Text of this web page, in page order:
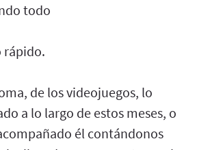
todo
rápido.
de los videojuegos, lo
a lo largo de estos meses, o
él contándonos